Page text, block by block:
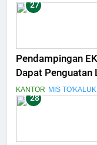
27
Pendampingan
Dapat Penguatan
KANTOR MIS
28